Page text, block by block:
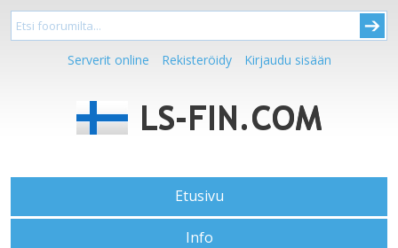
Serverit online Rekisteröidy Kirjaudu sisään
Etusivu
Info